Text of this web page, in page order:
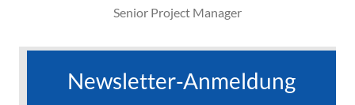
Senior Project Manager
Newsletter-Anmeldung